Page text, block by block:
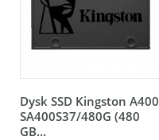
Dysk SSD Kingston A400
SA400S37/480G (480
GB...